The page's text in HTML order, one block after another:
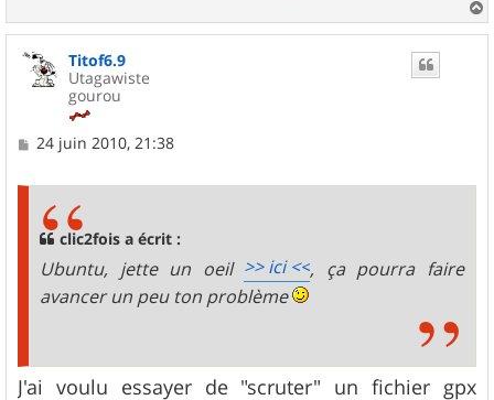
a
Titof6.9
Utagawiste
gourou
M
24 juin 2010, 21:38
clic2fois a écrit :
Ubuntu, jette un oeil >> ici <<, ça pourra faire
avancer un peu ton problème
J'ai voulu essayer de "scruter" un fichier gpx